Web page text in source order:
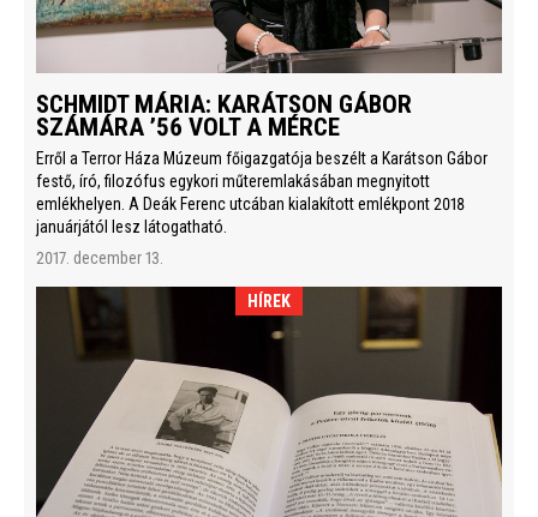
SCHMIDT MÁRIA: KARÁTSON GÁBOR
SZÁMÁRA ’56 VOLT A MÉRCE
Erről a Terror Háza Múzeum főigazgatója beszélt a Karátson Gábor
festő, író, filozófus egykori műteremlakásában megnyitott
emlékhelyen. A Deák Ferenc utcában kialakított emlékpont 2018
januárjától lesz látogatható.
2017. december 13.
HÍREK